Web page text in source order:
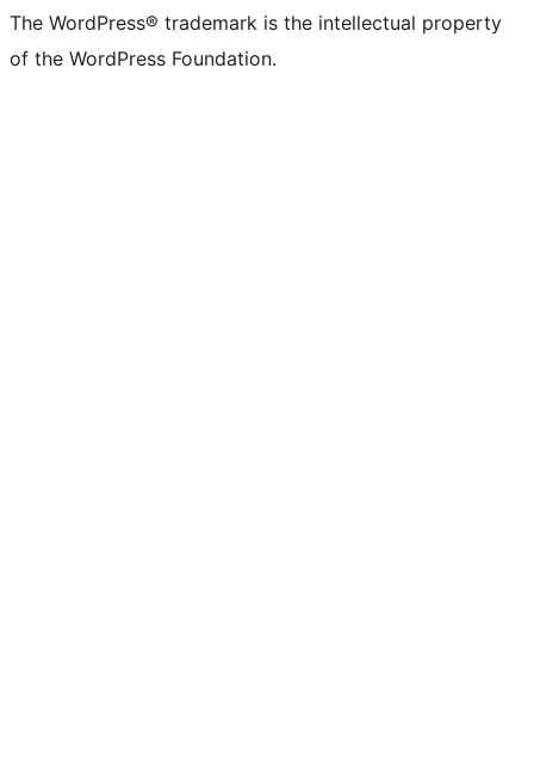
The WordPress® trademark is the intellectual property
of the WordPress Foundation.